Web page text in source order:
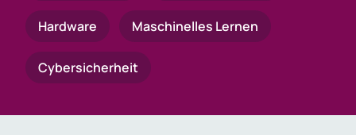
Hardware Maschinelles Lernen
Cybersicherheit